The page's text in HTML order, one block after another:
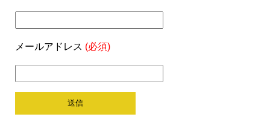
メールアドレス (必須)